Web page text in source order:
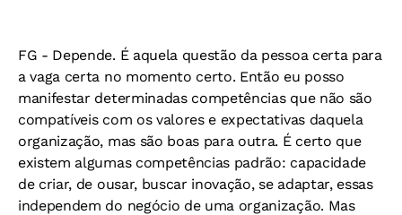
FG - Depende. É aquela questão da pessoa certa para
a vaga certa no momento certo. Então eu posso
manifestar determinadas competências que não são
compatíveis com os valores e expectativas daquela
organização, mas são boas para outra. É certo que
existem algumas competências padrão: capacidade
de criar, de ousar, buscar inovação, se adaptar, essas
independem do negócio de uma organização. Mas